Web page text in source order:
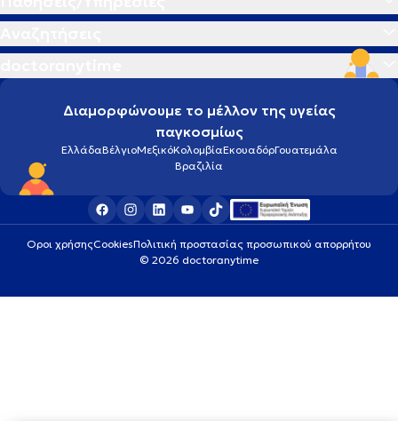
Διαμορφώνουμε το μέλλον της υγείας
παγκοσμίως
ΕλλάδαΒέλγιοΜεξικόΚολομβίαΕκουαδόρΓουατεμάλα
Βραζιλία
Οροι χρήσηςCookiesΠολιτική προστασίας προσωπικού απορρήτου
© 2026 doctoranytime